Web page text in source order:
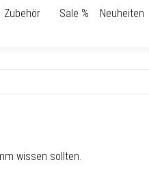
Zubehör Sale % Neuheiten
wissen sollten.